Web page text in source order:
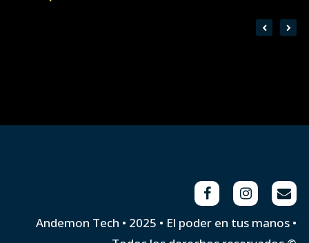
Andemon Tech • 2025 • El poder en tus manos •